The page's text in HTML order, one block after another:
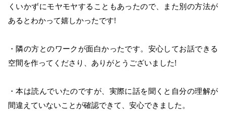
くいかずにモヤモヤすることもあったので、また別の方法が
あるとわかって嬉しかったです!
・隣の方とのワークが面白かったです。安心してお話できる
空間を作ってくださり、ありがとうございました!
・本は読んでいたのですが、実際に話を聞くと自分の理解が
間違えていないことが確認できて、安心できました。